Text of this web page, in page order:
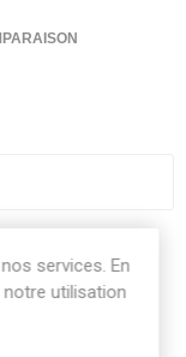
services. En
utilisation